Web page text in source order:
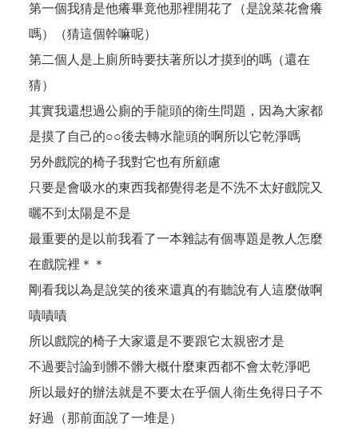
第一個我猜是他癢畢竟他那裡開花了（是說菜花會癢
嗎）（猜這個幹嘛呢）
第二個人是上廁所時要扶著所以才摸到的嗎（還在
猜）
其實我還想過公廁的手龍頭的衛生問題，因為大家都
是摸了自己的○○後去轉水龍頭的啊所以它乾淨嗎
另外戲院的椅子我對它也有所顧慮
只要是會吸水的東西我都覺得老是不洗不太好戲院又
曬不到太陽是不是
最重要的是以前我看了一本雜誌有個專題是教人怎麼
在戲院裡＊＊
剛看我以為是說笑的後來還真的有聽說有人這麼做啊
嘖嘖嘖
所以戲院的椅子大家還是不要跟它太親密才是
不過要討論到髒不髒大概什麼東西都不會太乾淨吧
所以最好的辦法就是不要太在乎個人衛生免得日子不
好過（那前面說了一堆是）